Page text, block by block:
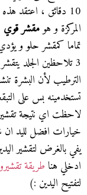
10 دقائق ، اعتقد
المركزة و هومقشر قوي
تماما كمقشر حلو و
3 تلاحظين الجلد
الترطيب لأن
تستخدمينه بس على
لاحظت اي نتيجة
خيارات افضل لليد
يفي بالغرض لتقشير
ادخلي هناطريقة
لتفتيح اليدين :)